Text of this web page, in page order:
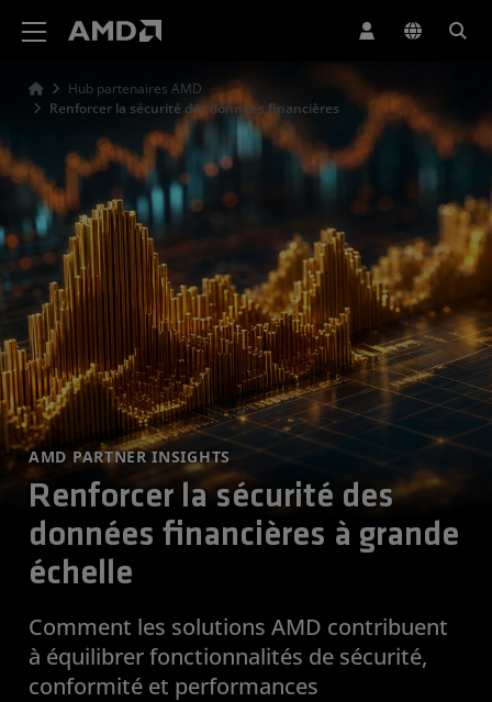
Hub partenaires AMD
Renforcer la sécurité des données financières
AMD PARTNER INSIGHTS
Renforcer la sécurité des
données financières à grande
échelle
Comment les solutions AMD contribuent
à équilibrer fonctionnalités de sécurité,
conformité et performances